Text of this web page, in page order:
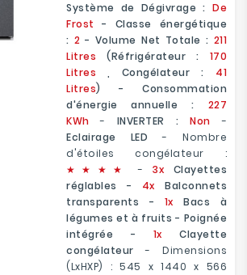
Système de Dégivrage : De
Frost - Classe énergétique
: 2 - Volume Net Totale : 211
Litres (Réfrigérateur : 170
Litres , Congélateur :
41
Litres) - Consommation
d'énergie annuelle : 227
KWh- INVERTER :Non-
Eclairage LED - Nombre
d'étoiles congélateur :
★ ★ ★★ - 3x
Clayettes
réglables - 4x Balconnets
transparents - 1x Bacs à
légumes et à fruits - Poignée
intégrée - 1x Clayette
congélateur- Dimensions
(LxHXP) : 545 x 1440 x 566